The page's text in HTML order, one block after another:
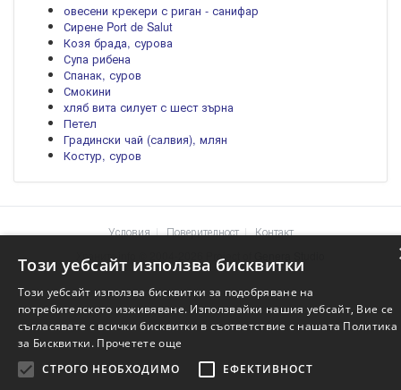
овесени крекери с риган - санифар
Сирене Port de Salut
Козя брада, сурова
Супа рибена
Спанак, суров
Смокини
хляб вита силует с шест зърна
Петел
Градински чай (салвия), млян
Костур, суров
Условия Поверителност
Контакт
Храните.info © 2004-2026 Project of
Този уебсайт използва бисквитки
Този уебсайт използва бисквитки за подобряване на
потребителското изживяване. Използвайки нашия уебсайт, Вие се
съгласявате с всички бисквитки в съответствие с нашата Политика
за Бисквитки. Прочетете още
СТРОГО НЕОБХОДИМО
ЕФЕКТИВНОСТ